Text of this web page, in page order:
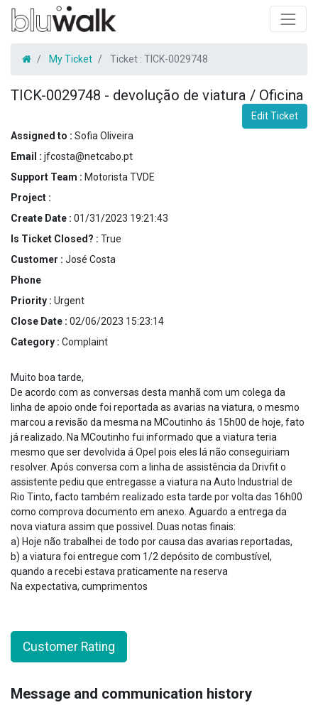
My Ticket Ticket : TICK-0029748
TICK-0029748 - devolução de viatura / Oficina
Edit Ticket
Assigned to : Sofia Oliveira
Email : jfcosta@netcabo.pt
Support Team : Motorista TVDE
Project :
Create Date : 01/31/2023 19:21:43
Is Ticket Closed? : True
Customer : José Costa
Phone
Priority : Urgent
Close Date : 02/06/2023 15:23:14
Category : Complaint
Muito boa tarde,
De acordo com as conversas desta manhã com um colega da
linha de apoio onde foi reportada as avarias na viatura, o mesmo
marcou a revisão da mesma na MCoutinho ás 15h00 de hoje, fato
já realizado. Na MCoutinho fui informado que a viatura teria
mesmo que ser devolvida á Opel pois eles lá não conseguiriam
resolver. Após conversa com a linha de assistência da Drivfit o
assistente pediu que entregasse a viatura na Auto Industrial de
Rio Tinto, facto também realizado esta tarde por volta das 16h00
como comprova documento em anexo. Aguardo a entrega da
nova viatura assim que possivel. Duas notas finais:
a) Hoje não trabalhei de todo por causa das avarias reportadas,
b) a viatura foi entregue com 1/2 depósito de combustível,
quando a recebi estava praticamente na reserva
Na expectativa, cumprimentos
Customer Rating
Message and communication history